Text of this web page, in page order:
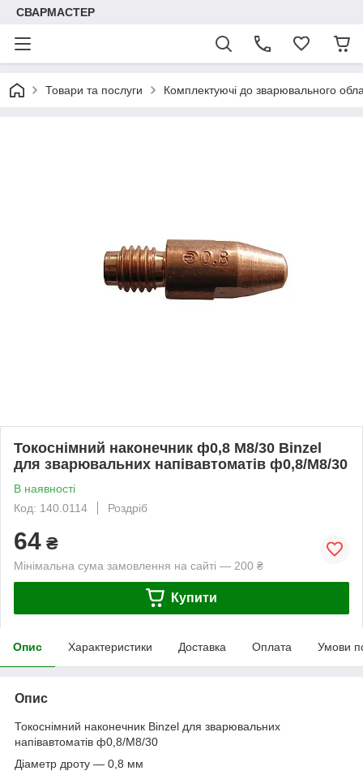
СВАРМАСТЕР
Товари та послуги Комплектуючі до зварювального
Токоснімний наконечник ф0,8 М8/30 Binzel
для зварювальних напівавтоматів ф0,8/М8/30
В наявності
Код: 140.0114
Роздріб
64 ₴
Мінімальна сума замовлення на сайті — 200 ₴
Купити
Опис Характеристики Доставка Оплата Умови
Опис
Токоснімний наконечник Binzel для зварювальних
напівавтоматів ф0,8/М8/30
Діаметр дроту — 0,8 мм